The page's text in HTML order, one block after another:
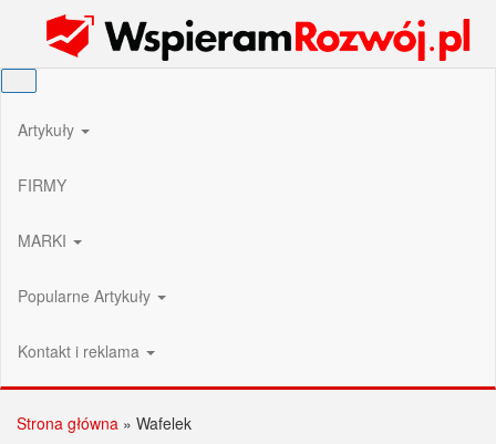
Wspieram Rozwój PL
Artykuły
FIRMY
MARKI
Popularne Artykuły
Kontakt i reklama
Strona główna » Wafelek